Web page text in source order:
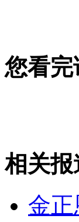
您看
相关报
金